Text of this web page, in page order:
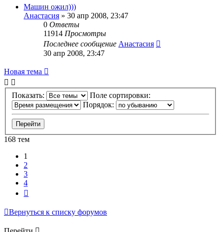
Машин ожил)))
Анастасия » 30 апр 2008, 23:47
0 Ответы
11914 Просмотры
Последнее сообщение Анастасия
30 апр 2008, 23:47
Новая тема
Показать:
Поле сортировки:
Порядок:
168 тем
1
2
3
4
Вернуться к списку форумов